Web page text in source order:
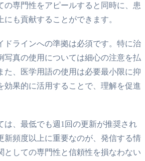
の専門性をアピールすると同時に、患
も貢献することができます。
ドラインへの準拠は必須です。特に治
写真の使用については細心の注意を払
た、医学用語の使用は必要最小限に抑
効果的に活用することで、理解を促進
は、最低でも週1回の更新が推奨され
新頻度以上に重要なのが、発信する情
としての専門性と信頼性を損なわない